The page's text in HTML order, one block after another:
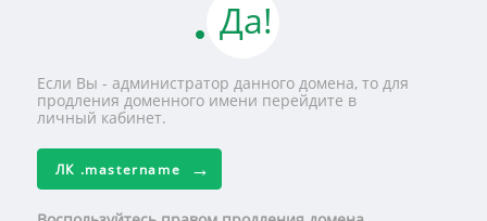
Да!
Если Вы - администратор данного домена, то для
продления доменного имени перейдите в
личный кабинет.
ЛК .mastername